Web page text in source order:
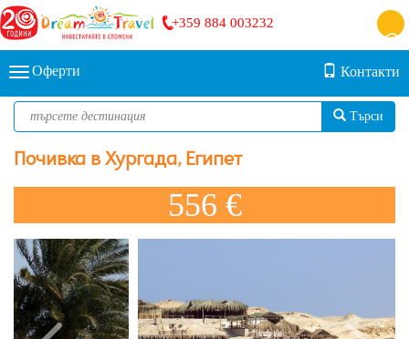
+359 884 003232
Оферти Контакти
Търси
Почивка в Хургада, Египет
556 €